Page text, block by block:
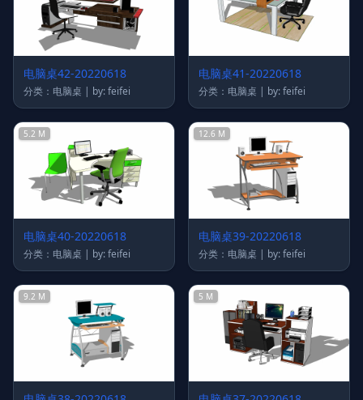
电脑桌42-20220618
分类：电脑桌 | by: feifei
电脑桌41-20220618
分类：电脑桌 | by: feifei
5.2 M
电脑桌40-20220618
分类：电脑桌 | by: feifei
12.6 M
电脑桌39-20220618
分类：电脑桌 | by: feifei
9.2 M 5 M